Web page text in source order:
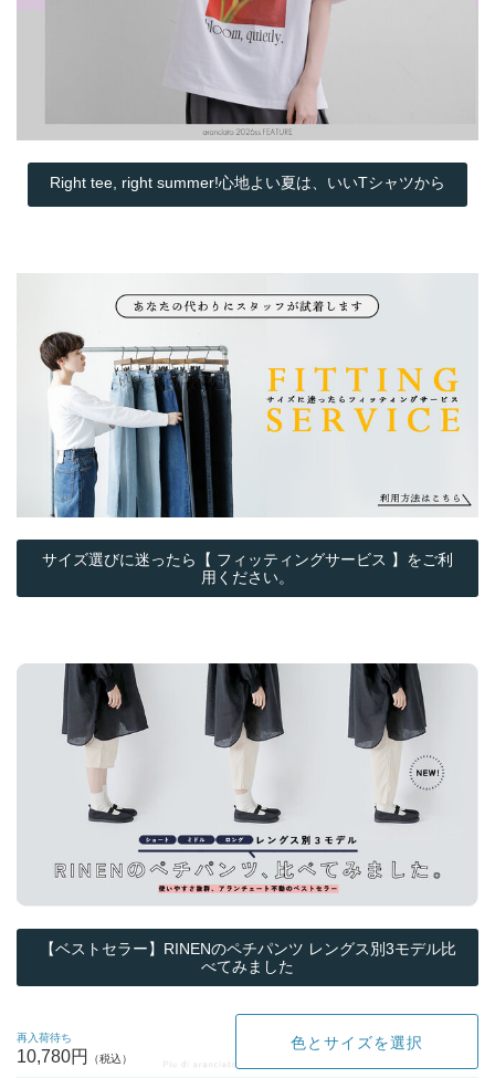
Right tee, right summer!心地よい夏は、いいTシャツから
サイズ選びに迷ったら【 フィッティングサービス 】をご利
用ください。
【ベストセラー】RINENのペチパンツ レングス別3モデル比
べてみました
再入荷待ち
10,780円
色とサイズを選択